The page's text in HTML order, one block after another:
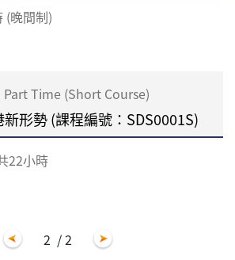
(晚間制)
Part Time (Short Course)
形勢 (課程編號：SDS0001S)
22小時
2 / 2